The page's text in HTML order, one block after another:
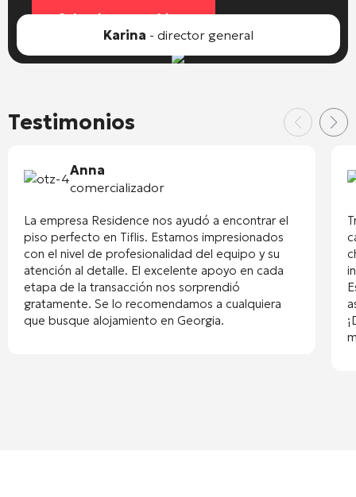
Seleccionar un objeto
Karina - director general
Testimonios
Anna
comercializador
La empresa Residence nos ayudó a encontrar el
piso perfecto en Tiflis. Estamos impresionados
con el nivel de profesionalidad del equipo y su
atención al detalle. El excelente apoyo en cada
etapa de la transacción nos sorprendió
gratamente. Se lo recomendamos a cualquiera
que busque alojamiento en Georgia.